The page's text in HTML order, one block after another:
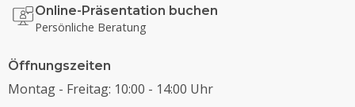
Online-Präsentation buchen
Persönliche Beratung
Öffnungszeiten
Montag - Freitag: 10:00 - 14:00 Uhr